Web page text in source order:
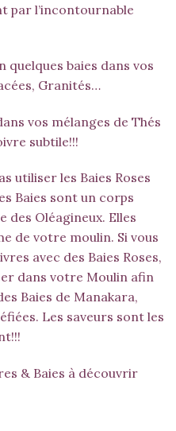
par l’incontournable
quelques baies dans vos
Granités…
vos mélanges de Thés
subtile!!!
utiliser les Baies Roses
Baies sont un corps
des Oléagineux. Elles
de votre moulin. Si vous
avec des Baies Roses,
dans votre Moulin afin
Baies de Manakara,
Les saveurs sont les
& Baies à découvrir